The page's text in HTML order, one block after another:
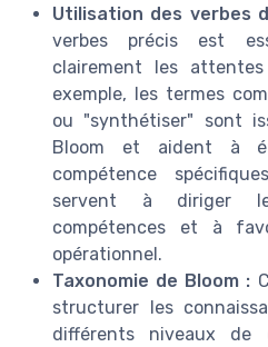
Utilisation des verbes
verbes précis est
clairement les
exemple, les termes
ou "synthétiser" sont
Bloom et aident à
compétence
servent à diriger le
compétences et à
opérationnel.
Taxonomie de Bloom :
structurer les
différents niveaux de